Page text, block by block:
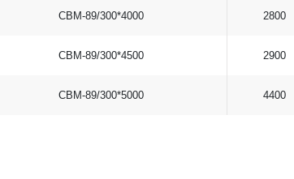
СВМ-89/300*4000 2800
СВМ-89/300*4500 2900
СВМ-89/300*5000 4400